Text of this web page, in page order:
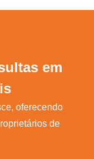
em
oferecendo
de